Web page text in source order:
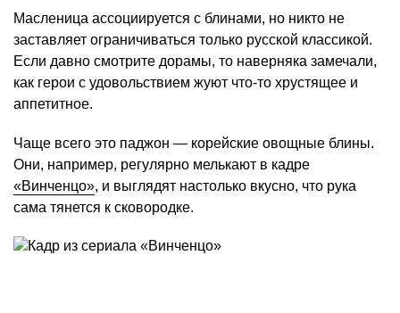
Масленица ассоциируется с блинами, но никто не
заставляет ограничиваться только русской классикой.
Если давно смотрите дорамы, то наверняка замечали,
как герои с удовольствием жуют что‑то хрустящее и
аппетитное.
Чаще всего это паджон — корейские овощные блины.
Они, например, регулярно мелькают в кадре
«Винченцо», и выглядят настолько вкусно, что рука
сама тянется к сковородке.